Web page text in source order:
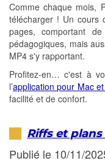
Comme chaque mois,
télécharger ! Un cours
pages, comportant
pédagogiques, mais
MP4 s'y rapportant.
Profitez-en… c'est à
l’application pour Mac
facilité et de confort.
Riffs et plans
Publié le 10/11/